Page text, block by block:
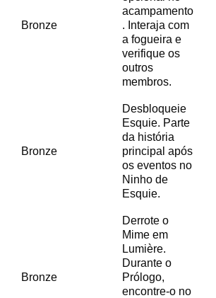
Bronze
acampamento
. Interaja com
a fogueira e
verifique os
outros
membros.
Bronze
Desbloqueie
Esquie. Parte
da história
principal após
os eventos no
Ninho de
Esquie.
Bronze
Derrote o
Mime em
Lumière.
Durante o
Prólogo,
encontre-o no